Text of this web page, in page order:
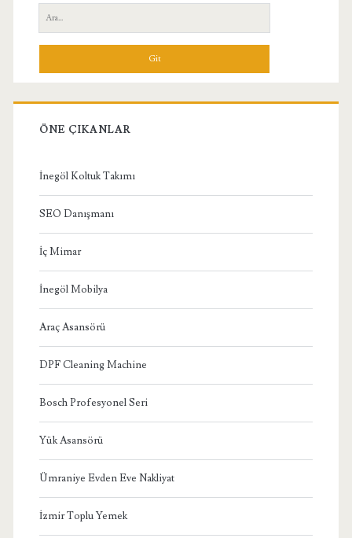
Menü
Ara:
ÖNE ÇIKANLAR
İnegöl Koltuk Takımı
SEO Danışmanı
İç Mimar
İnegöl Mobilya
Araç Asansörü
DPF Cleaning Machine
Bosch Profesyonel Seri
Yük Asansörü
Ümraniye Evden Eve Nakliyat
İzmir Toplu Yemek